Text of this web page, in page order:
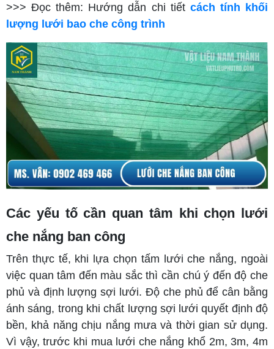
>>> Đọc thêm: Hướng dẫn chi tiết cách tính khối
lượng lưới bao che công trình
Các yếu tố cần quan tâm khi chọn lưới
che nắng ban công
Trên thực tế, khi lựa chọn tấm lưới che nắng, ngoài
việc quan tâm đến màu sắc thì cần chú ý đến độ che
phủ và định lượng sợi lưới. Độ che phủ để cân bằng
ánh sáng, trong khi chất lượng sợi lưới quyết định độ
bền, khả năng chịu nắng mưa và thời gian sử dụng.
Vì vậy, trước khi mua lưới che nắng khổ 2m, 3m, 4m